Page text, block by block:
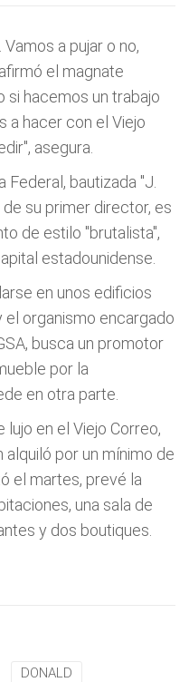
a pujar o no,
afirmó el magnate
si hacemos un trabajo
a hacer con el Viejo
asegura.
bautizada "J.
su primer director, es
de estilo "brutalista",
estadounidense.
en unos edificios
el organismo encargado
busca un promotor
por la
en otra parte.
en el Viejo Correo,
por un mínimo de
el martes, prevé la
una sala de
y dos boutiques.
DONALD